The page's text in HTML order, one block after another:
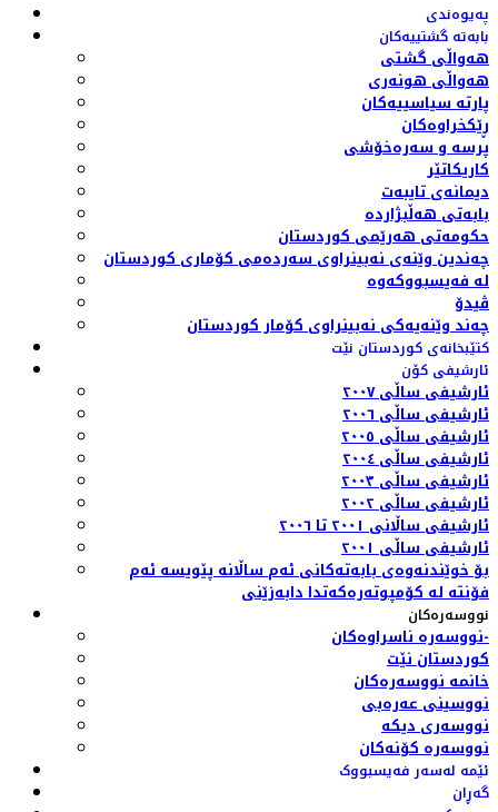
پەیوەندی
بابەتە گشتییەکان
هەواڵی گشتی
هەواڵی هونەری
پارتە سیاسییەکان
ڕێکخراوەکان
پرسە و سەرەخۆشی
کاریکاتێر
دیمانەی تایبەت
بابەتی هەڵبژاردە
حکومەتی هەرێمی کوردستان
چەندین وێنەی نەبینراوی سەردەمی کۆماری کوردستان
لە فەیسبووکەوە
ڤیدۆ
چەند وێنەیەکی نەبینراوی کۆمار کوردستان
کتێبخانەی کوردستان نێت
ئارشیفی کۆن
ئارشیفی ساڵی ٢٠٠٧
ئارشیفی ساڵی ٢٠٠٦
ئارشیفی ساڵی ٢٠٠٥
ئارشیفی ساڵی ٢٠٠٤
ئارشیفی ساڵی ٢٠٠٣
ئارشیفی ساڵی ٢٠٠٢
ئارشیفی ساڵانی ٢٠٠١ تا ٢٠٠٦
ئارشیفی ساڵی ٢٠٠١
بۆ خوێندنەوەی بابەتەکانی ئەم ساڵانە پێویسە ئەم
فۆنتە لە کۆمپوتەرەکەتدا دابەزێنی
نووسەرەکان
نووسەرە ناسراوەکان-
کوردستان نێت
خانمە نووسەرەکان
نووسینی عەرەبی
نووسەری دیکە
نووسەرە کۆنەکان
ئێمە لەسەر فەیسبووک
گەڕان